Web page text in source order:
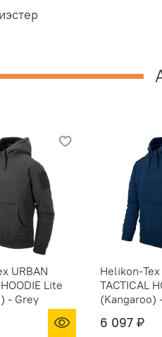
URBAN
Lite
- Grey
Helikon-Tex
TACTICAL
(Kangaroo)
6 097 ₽